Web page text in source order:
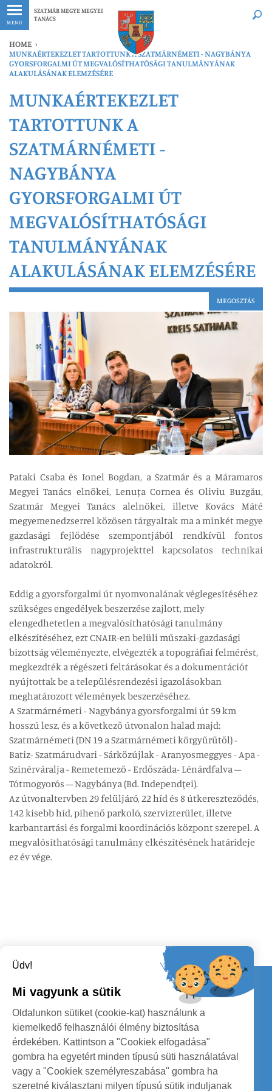
MENU
SZATMÁR MEGYE MEGYEI
TANÁCS
Legfrissebb Bármikor
HOME ›
MUNKAÉRTEKEZLET TARTOTTUNK A SZATMÁRNÉMETI - NAGYBÁNYA
GYORSFORGALMI ÚT MEGVALÓSÍTHATÓSÁGI TANULMÁNYÁNAK
ALAKULÁSÁNAK ELEMZÉSÉRE
MUNKAÉRTEKEZLET
TARTOTTUNK A
SZATMÁRNÉMETI -
NAGYBÁNYA
GYORSFORGALMI ÚT
MEGVALÓSÍTHATÓSÁGI
TANULMÁNYÁNAK
ALAKULÁSÁNAK ELEMZÉSÉRE
MEGOSZTÁS
Pataki Csaba és Ionel Bogdan, a Szatmár és a Máramaros
Megyei Tanács elnökei, Lenuța Cornea és Oliviu Buzgău,
Szatmár Megyei Tanács alelnökei, illetve Kovács Máté
megyemenedzserrel közösen tárgyaltak ma a minkét megye
gazdasági fejlődése szempontjából rendkívül fontos
infrastrukturális nagyprojekttel kapcsolatos technikai
adatokról.
Eddig a gyorsforgalmi út nyomvonalának véglegesítéséhez
szükséges engedélyek beszerzése zajlott, mely
elengedhetetlen a megvalósíthatósági tanulmány
elkészítéséhez, ezt CNAIR-en belüli műszaki-gazdasági
bizottság véleményezte, elvégezték a topográfiai felmérést,
megkezdték a régészeti feltárásokat és a dokumentációt
nyújtottak be a településrendezési igazolásokban
meghatározott vélemények beszerzéséhez.
A Szatmárnémeti - Nagybánya gyorsforgalmi út 59 km
hosszú lesz, és a következő útvonalon halad majd:
Szatmárnémeti (DN 19 a Szatmárnémeti körgyűrűtől) -
Batiz- Szatmárudvari - Sárközújlak - Aranyosmeggyes - Apa -
Szinérváralja - Remetemező - Erdőszáda- Lénárdfalva –
Tótmogyorós – Nagybánya (Bd. Independţei).
Az útvonaltervben 29 felüljáró, 22 híd és 8 útkereszteződés,
142 kisebb híd, pihenő parkoló, szervizterület, illetve
karbantartási és forgalmi koordinációs központ szerepel. A
megvalósíthatósági tanulmány elkészítésének határideje
ez év vége.
Kapcsolat
KÖVESSENEK
Üdv!
Mi vagyunk a sütik
Oldalunkon sütiket (cookie-kat) használunk a
kiemelkedő felhasználói élmény biztosítása
érdekében. Kattintson a "Cookiek elfogadása"
gombra ha egyetért minden típusú süti használatával
vagy a "Cookiek személyreszabása" gombra ha
szeretné kiválasztani milyen típusú sütik induljanak